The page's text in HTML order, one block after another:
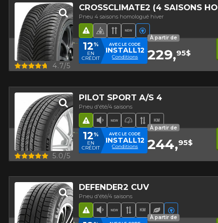
CROSSCLIMATE2 (4 SAISONS
Pneu 4 saisons homologué hiver
Bande de roulement
Pneu 4 saisons homologué
Nouveau produit
Hasard routierVéhicules
Aperçu 4.7/5
12%
EN
CRÉDIT
AVEC LE CODE
INSTALL12
Conditions
À partir de
229,95$
PILOT SPORT A/S 4
Pneu d'été/4 saisons
Faible niveau sonore
Nouveau produit
Pneu haute
Bande de
Haut
Hasard routier
Aperçu 5.0/5
12%
EN
CRÉDIT
AVEC LE CODE
INSTALL12
Conditions
À partir de
244,95$
DEFENDER2 CUV
Pneu d'été/4 saisons
Faible niveau sonore
Nouveau produit
Bande de roulement
Haut kilométrage
Pneu
Hasard routier Véhicules
À partir de